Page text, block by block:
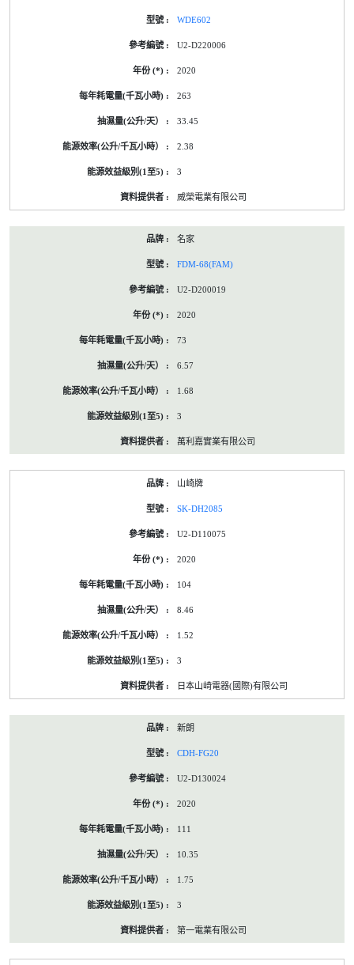
WDE602
U2-D220006
2020
263
33.45
2.38
3
威榮電業有限公司
名家
FDM-68(FAM)
U2-D200019
2020
73
6.57
1.68
3
萬利嘉實業有限公司
山崎牌
SK-DH2085
U2-D110075
2020
104
8.46
1.52
3
日本山崎電器(國際)有限公司
新朗
CDH-FG20
U2-D130024
2020
111
10.35
1.75
3
第一電業有限公司